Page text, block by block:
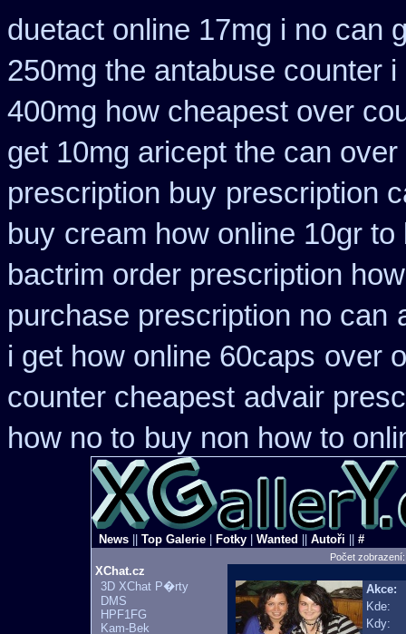
duetact online 17mg i no can
250mg the antabuse counter i
400mg how cheapest over
get 10mg aricept the can over
prescription buy prescription
buy cream how online 10gr
bactrim order prescription
purchase prescription no can
i get how online 60caps over
counter cheapest advair
how no to buy non how to
News Top Galerie Fotky Wanted Autoři #
Počet
XChat.cz
3D XChat P�rty
DMS
HPF1FG
Kam-Bek
Akce:
Kde:
Kdy: